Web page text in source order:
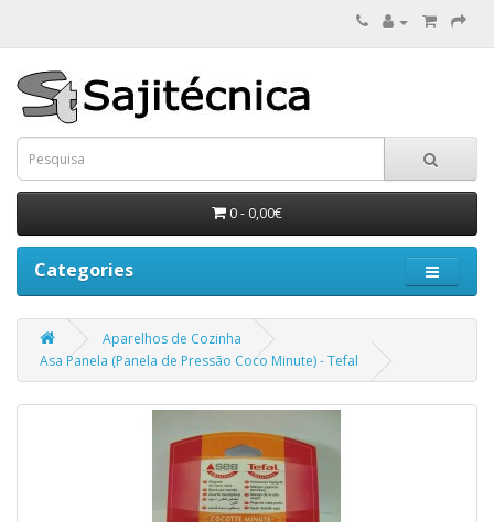
0 - 0,00€
Categories
Aparelhos de Cozinha
Asa Panela (Panela de Pressão Coco Minute) - Tefal